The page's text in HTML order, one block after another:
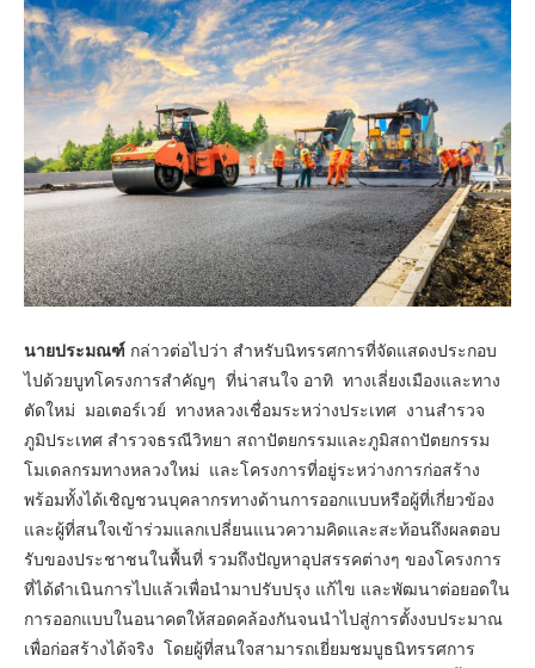
นายประมณฑ์ กล่าวต่อไปว่า สำหรับนิทรรศการที่จัดแสดงประกอบ
ไปด้วยบูทโครงการสำคัญๆ ที่น่าสนใจ อาทิ ทางเลี่ยงเมืองและทาง
ตัดใหม่ มอเตอร์เวย์ ทางหลวงเชื่อมระหว่างประเทศ งานสำรวจ
ภูมิประเทศ สำรวจธรณีวิทยา สถาปัตยกรรมและภูมิสถาปัตยกรรม
โมเดลกรมทางหลวงใหม่ และโครงการที่อยู่ระหว่างการก่อสร้าง
พร้อมทั้งได้เชิญชวนบุคลากรทางด้านการออกแบบหรือผู้ที่เกี่ยวข้อง
และผู้ที่สนใจเข้าร่วมแลกเปลี่ยนแนวความคิดและสะท้อนถึงผลตอบ
รับของประชาชนในพื้นที่ รวมถึงปัญหาอุปสรรคต่างๆ ของโครงการ
ที่ได้ดำเนินการไปแล้วเพื่อนำมาปรับปรุง แก้ไข และพัฒนาต่อยอดใน
การออกแบบในอนาคตให้สอดคล้องกันจนนำไปสู่การตั้งงบประมาณ
เพื่อก่อสร้างได้จริง โดยผู้ที่สนใจสามารถเยี่ยมชมบูธนิทรรศการ